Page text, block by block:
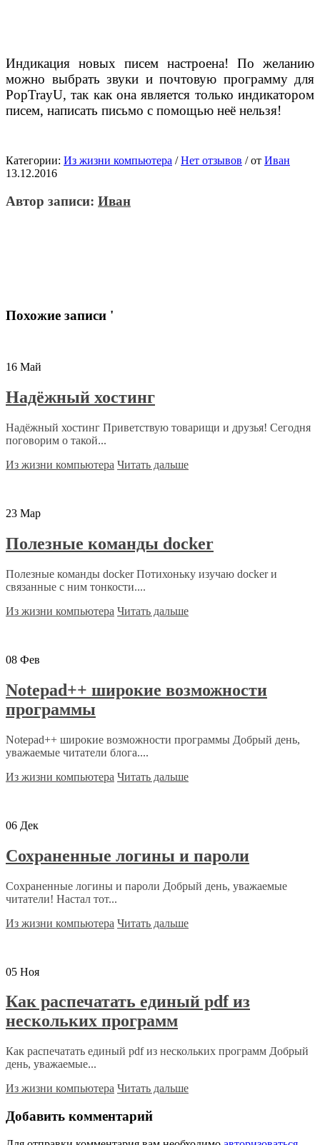
Индикация новых писем настроена! По желанию
можно выбрать звуки и почтовую программу для
PopTrayU, так как она является только индикатором
писем, написать письмо с помощью неё нельзя!
Категории: Из жизни компьютера / Нет отзывов /от Иван
13.12.2016
Автор записи: Иван
Похожие записи '
16 Май
Надёжный хостинг
Надёжный хостинг Приветствую товарищи и друзья! Сегодня
поговорим о такой...
Из жизни компьютера Читать дальше
23 Мар
Полезные команды docker
Полезные команды docker Потихоньку изучаю docker и
связанные с ним тонкости....
Из жизни компьютера Читать дальше
08 Фев
Notepad++ широкие возможности
программы
Notepad++ широкие возможности программы Добрый день,
уважаемые читатели блога....
Из жизни компьютера Читать дальше
06 Дек
Сохраненные логины и пароли
Сохраненные логины и пароли Добрый день, уважаемые
читатели! Настал тот...
Из жизни компьютера Читать дальше
05 Ноя
Как распечатать единый pdf из
нескольких программ
Как распечатать единый pdf из нескольких программ Добрый
день, уважаемые...
Из жизни компьютера Читать дальше
Добавить комментарий